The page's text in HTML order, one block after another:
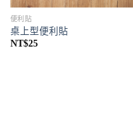
便利貼
桌上型便利貼
NT$25